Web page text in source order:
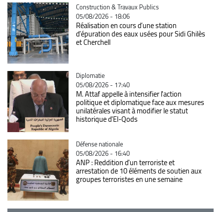
Catégorie
Construction & Travaux Publics
05/08/2026 - 18:06
Réalisation en cours d’une station
d’épuration des eaux usées pour Sidi Ghilès
et Cherchell
Catégorie
Diplomatie
05/08/2026 - 17:40
M. Attaf appelle à intensifier l'action
politique et diplomatique face aux mesures
unilatérales visant à modifier le statut
historique d'El-Qods
Catégorie
Défense nationale
05/08/2026 - 16:40
ANP : Reddition d'un terroriste et
arrestation de 10 éléments de soutien aux
groupes terroristes en une semaine